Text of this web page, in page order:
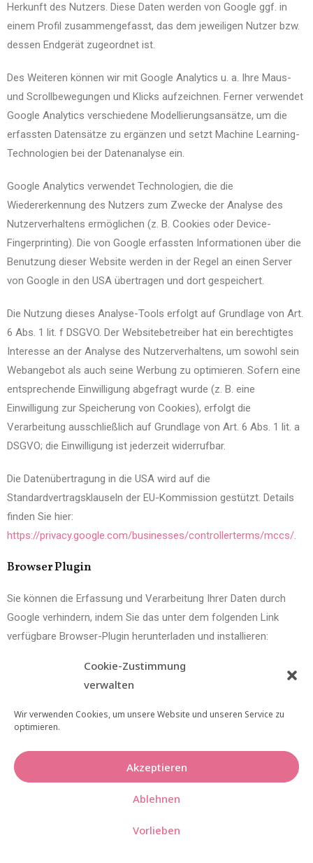
Cookie-Zustimmung
verwalten
Wir verwenden Cookies, um unsere Website und unseren Service zu
optimieren.
Akzeptieren
Ablehnen
Vorlieben
Herkunft des Nutzers. Diese Daten werden von Google ggf. in
einem Profil zusammengefasst, das dem jeweiligen Nutzer bzw.
dessen Endgerät zugeordnet ist.
Des Weiteren können wir mit Google Analytics u. a. Ihre Maus-
und Scrollbewegungen und Klicks aufzeichnen. Ferner verwendet
Google Analytics verschiedene Modellierungsansätze, um die
erfassten Datensätze zu ergänzen und setzt Machine Learning-
Technologien bei der Datenanalyse ein.
Google Analytics verwendet Technologien, die die
Wiedererkennung des Nutzers zum Zwecke der Analyse des
Nutzerverhaltens ermöglichen (z. B. Cookies oder Device-
Fingerprinting). Die von Google erfassten Informationen über die
Benutzung dieser Website werden in der Regel an einen Server
von Google in den USA übertragen und dort gespeichert.
Die Nutzung dieses Analyse-Tools erfolgt auf Grundlage von Art.
6 Abs. 1 lit. f DSGVO. Der Websitebetreiber hat ein berechtigtes
Interesse an der Analyse des Nutzerverhaltens, um sowohl sein
Webangebot als auch seine Werbung zu optimieren. Sofern eine
entsprechende Einwilligung abgefragt wurde (z. B. eine
Einwilligung zur Speicherung von Cookies), erfolgt die
Verarbeitung ausschließlich auf Grundlage von Art. 6 Abs. 1 lit. a
DSGVO; die Einwilligung ist jederzeit widerrufbar.
Die Datenübertragung in die USA wird auf die
Standardvertragsklauseln der EU-Kommission gestützt. Details
finden Sie hier:
https://privacy.google.com/businesses/controllerterms/mccs/.
Browser Plugin
Sie können die Erfassung und Verarbeitung Ihrer Daten durch
Google verhindern, indem Sie das unter dem folgenden Link
verfügbare Browser-Plugin herunterladen und installieren:
Mehr Informationen zum Umgang mit Nutzerdaten bei Google
https://support.google.com/analytics/answer/6004245?hl=de
Auftragsverarbeitung
Datenschutzbehörden bei der Nutzung von Google Analytics